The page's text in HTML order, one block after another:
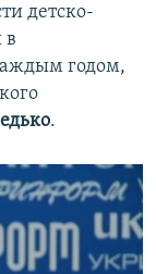
детско-
в
годом,
.